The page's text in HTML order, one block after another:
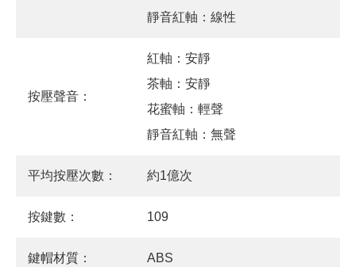
靜音紅軸：線性
按壓聲音：
紅軸：安靜
茶軸：安靜
花蜜軸：輕聲
靜音紅軸：無聲
平均按壓次數： 約1億次
按鍵數： 109
鍵帽材質： ABS